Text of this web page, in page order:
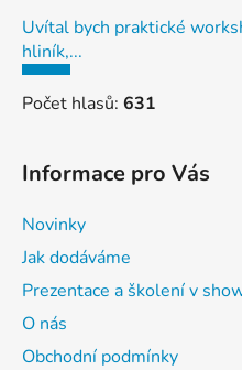
Uvítal bych praktické
hliník,...
Počet hlasů: 631
Informace pro Vás
Novinky
Jak dodáváme
Prezentace a školení v
O nás
Obchodní podmínky